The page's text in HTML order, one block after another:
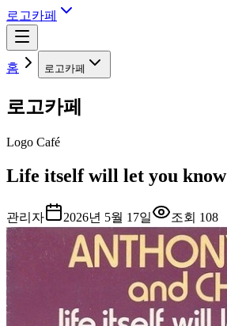
로고카페
홈 로고카페
로고카페
Logo Café
Life itself will let you know
관리자 2026년 5월 17일 조회 108